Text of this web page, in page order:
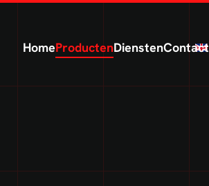
HomeProductenDienstenContact